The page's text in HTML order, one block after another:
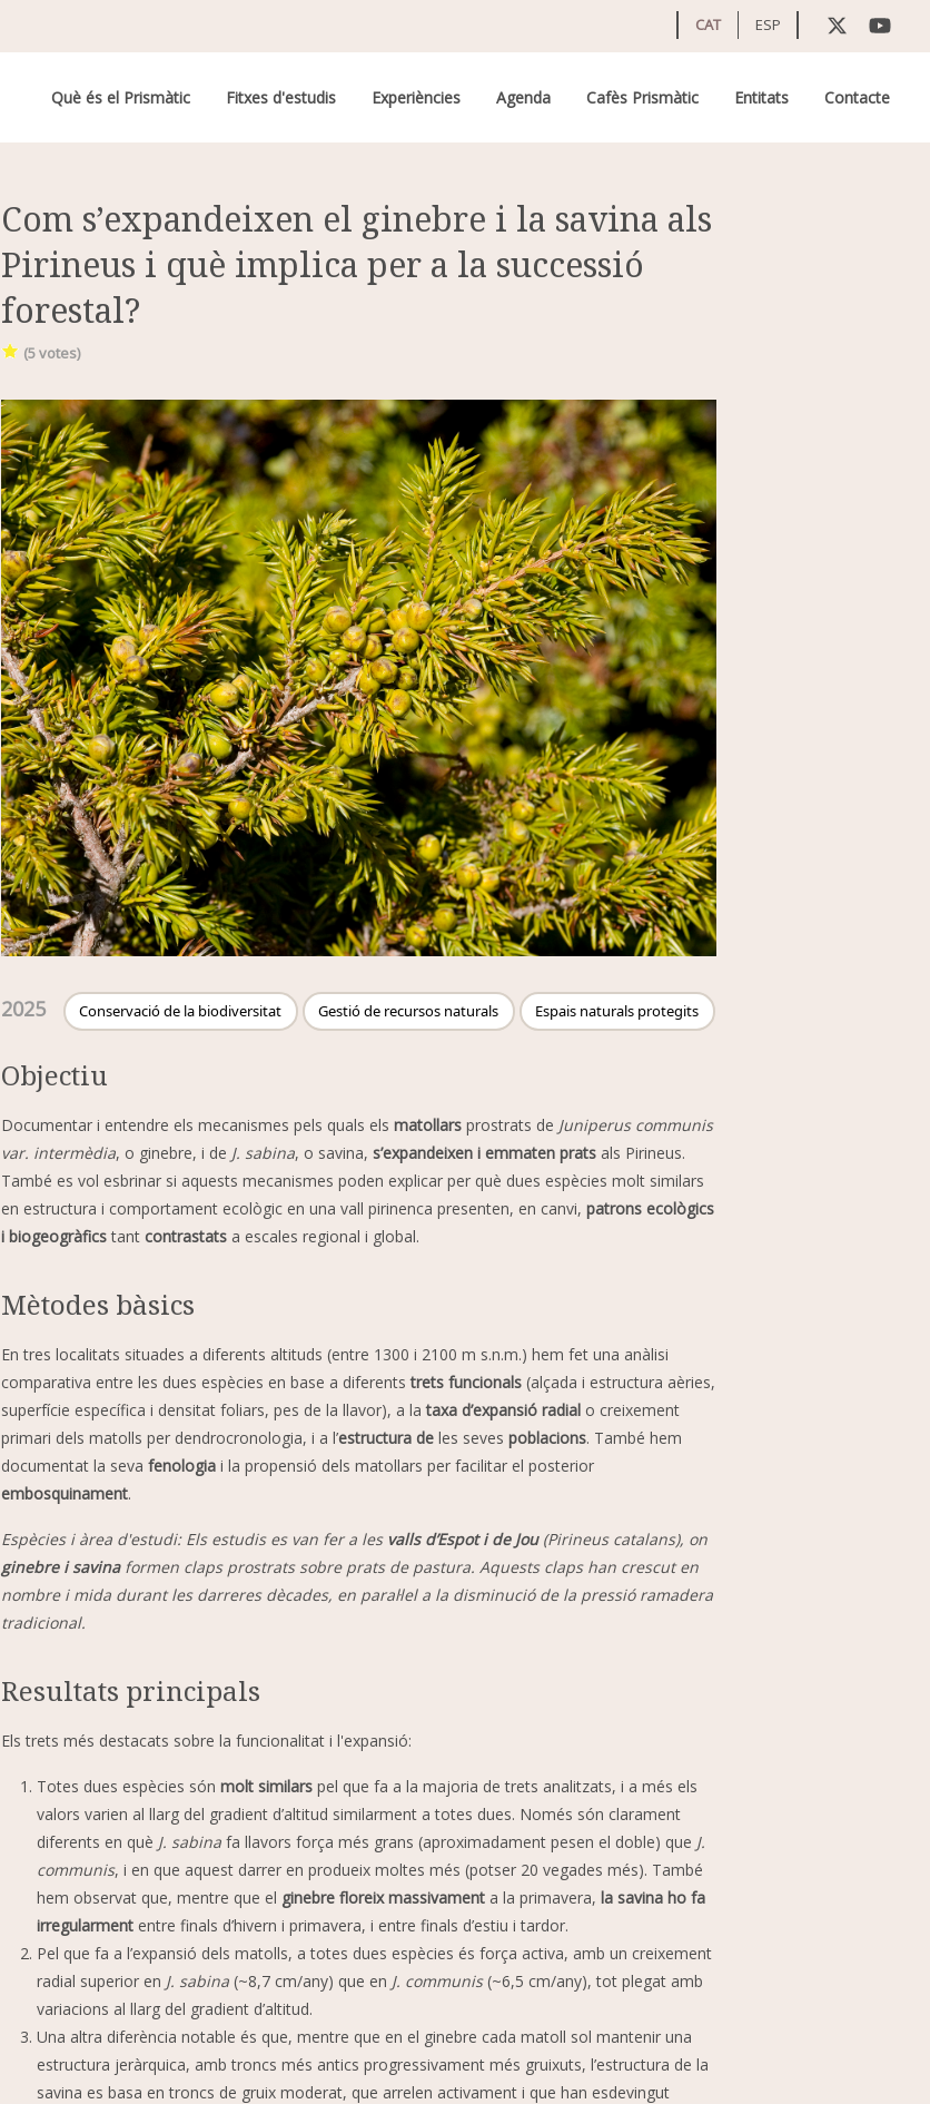
CAT ESP
Navegació principal
Què és el Prismàtic Fitxes d'estudis Experiències Agenda Cafès Prismàtic Entitats Contacte
Com s’expandeixen el ginebre i la savina als
Pirineus i què implica per a la successió
forestal?
(5votes)
2025 Conservació de la biodiversitat Gestió de recursos naturals Espais naturals protegits
Objectiu
Documentar i entendre els mecanismes pels quals els matollarsprostrats de Juniperus communis
var. intermèdia, o ginebre, i de J. sabina, o savina, s’expandeixen i emmaten pratsals Pirineus.
També es vol esbrinar si aquests mecanismes poden explicar per què dues espècies molt similars
en estructura i comportament ecològic en una vall pirinenca presenten, en canvi, patrons ecològics
i biogeogràficstant contrastatsa escales regional i global.
Mètodes bàsics
En tres localitats situades a diferents altituds (entre 1300 i 2100 m s.n.m.) hem fet una anàlisi
comparativa entre les dues espècies en base a diferentstrets funcionals(alçada i estructura aèries,
superfície específica i densitat foliars, pes de la llavor), a lataxa d’expansió radialo creixement
primari dels matolls per dendrocronologia, i a l’estructura de les seves poblacions. També hem
documentat la seva fenologiai la propensió dels matollars per facilitar el posterior
embosquinament.
Espècies i àrea d'estudi: Els estudis es van fer a les valls d’Espot i de Jou(Pirineus catalans), on
ginebre i savinaformen claps prostrats sobre prats de pastura. Aquests claps han crescut en
nombre i mida durant les darreres dècades, en paral·lel a la disminució de la pressió ramadera
tradicional.
Resultats principals
Els trets més destacats sobre la funcionalitat i l'expansió:
Totes dues espècies són molt similarspel que fa a la majoria de trets analitzats, i a més els
valors varien al llarg del gradient d’altitud similarment a totes dues. Només són clarament
diferents en què J. sabinafa llavors força més grans (aproximadament pesen el doble) que J.
communis, i en que aquest darrer en produeix moltes més (potser 20 vegades més). També
hem observat que, mentre que el ginebre floreix massivamenta la primavera, la savina ho fa
irregularmententre finals d’hivern i primavera, i entre finals d’estiu i tardor.
Pel que fa a l’expansió dels matolls, a totes dues espècies és força activa, amb un creixement
radial superior en J. sabina(~8,7 cm/any) que en J. communis(~6,5 cm/any), tot plegat amb
variacions al llarg del gradient d’altitud.
Una altra diferència notable és que, mentre que en el ginebre cada matoll sol mantenir una
estructura jeràrquica, amb troncs més antics progressivament més gruixuts, l’estructura de la
savina es basa en troncs de gruix moderat, que arrelen activament i que han esdevingut